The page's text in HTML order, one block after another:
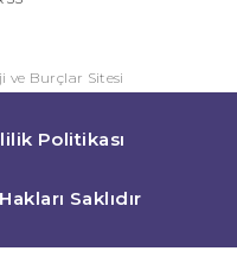
ve Burçlar Sitesi
Politikası
Saklıdır